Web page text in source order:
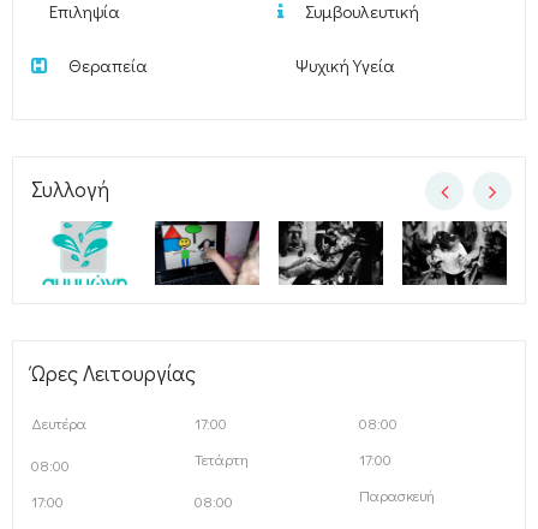
Επιληψία
Θεραπεία
Συμβουλευτική
Ψυχική Υγεία
Συλλογή
Ώρες Λειτουργίας
Δευτέρα
08:00
17:00
17:00
Τετάρτη
08:00
08:00
17:00
Παρασκευή